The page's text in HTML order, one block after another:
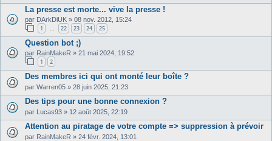
La presse est morte... vive la presse !
par DArkDiUK » 08 nov. 2012, 15:24
1 22 23 24 25
Question bot ;)
par RainMakeR » 21 mai 2024, 19:52
1 2
Des membres ici qui ont monté leur boîte ?
par Warren05 » 28 juin 2025, 21:23
Des tips pour une bonne connexion ?
par Lucas93 » 12 août 2025, 22:19
Attention au piratage de votre compte => suppression à prévoir
par RainMakeR » 24 févr. 2024, 13:01